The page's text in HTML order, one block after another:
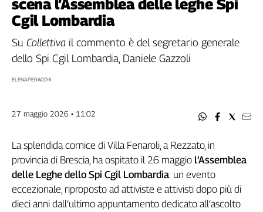
Filcams
Filctem
Fillea
Filt
Fisac
Flc
Nidil
Slc
Spi
Inca
Caaf
scena l’Assemblea delle leghe Spi
Cgil Lombardia
Su Collettiva il commento è del segretario generale
dello Spi Cgil Lombardia, Daniele Gazzoli
ELENA PERACCHI
27 maggio 2026 • 11:02
La splendida cornice di Villa Fenaroli, a Rezzato, in
provincia di Brescia, ha ospitato il 26 maggio l’Assemblea
delle Leghe dello Spi Cgil Lombardia: un evento
eccezionale, riproposto ad attiviste e attivisti dopo più di
dieci anni dall’ultimo appuntamento dedicato all’ascolto